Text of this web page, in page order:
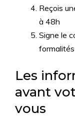
Reçois
à 48h
Signe le
formalités
Les
avant
vous